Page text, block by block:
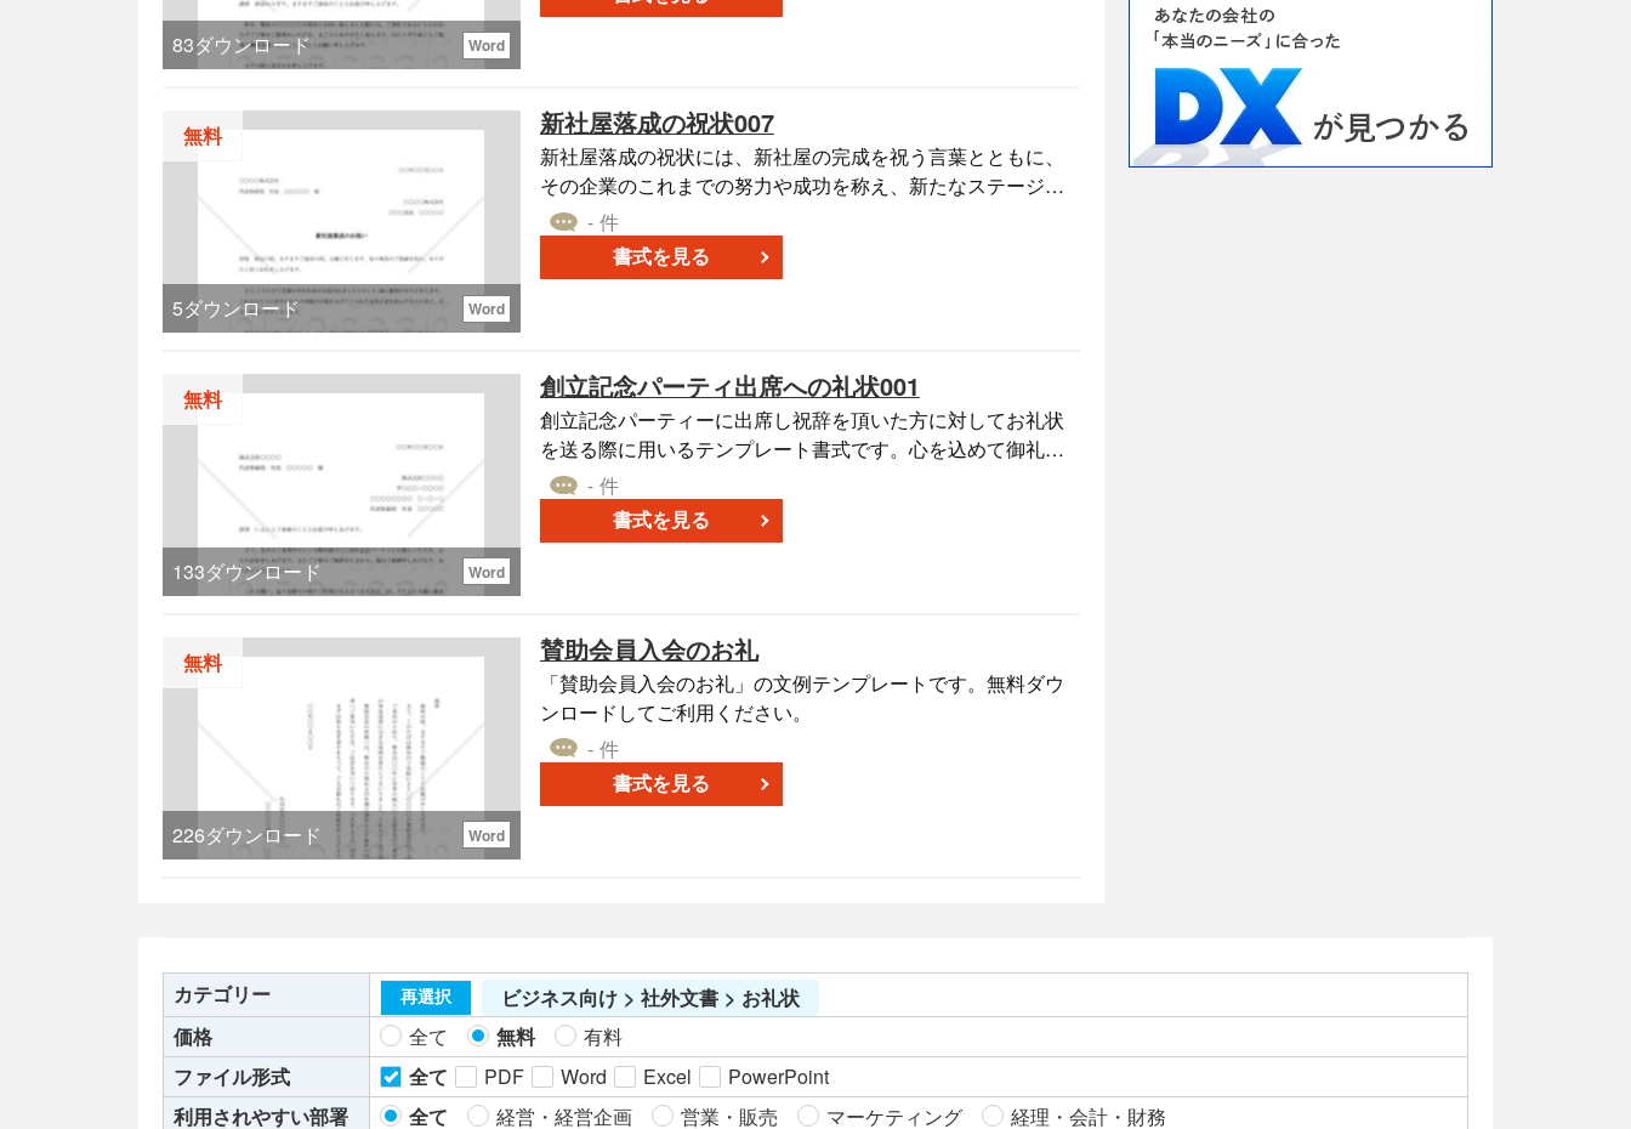
の品の添え状としてもご活用いただけます。
83ダウンロード Word
無料
5ダウンロード Word
新社屋落成の祝状007
新社屋落成の祝状には、新社屋の完成を祝う言葉とともに、
その企業のこれまでの努力や成功を称え、新たなステージに
対する期待感を伝える内容が含まれます。また、自社との関
係を再確認し、これからも良好な関係を続ける意向を示すこ
とも重要です。新社屋の落成祝状は、ビジネス関係を強化
- 件
書式を見る
無料
133ダウンロード Word
創立記念パーティ出席への礼状001
創立記念パーティーに出席し祝辞を頂いた方に対してお礼状
を送る際に用いるテンプレート書式です。心を込めて御礼を
述べましょう。
- 件
書式を見る
無料
226ダウンロード Word
賛助会員入会のお礼
「賛助会員入会のお礼」の文例テンプレートです。無料ダウ
ンロードしてご利用ください。
- 件
書式を見る
カテゴリー 再選択
ビジネス向け > 社外文書 > お礼状
価格
全て 無料
有料
ファイル形式
全て PDF Word Excel
PowerPoint
利用されやすい部署
全て 経営・経営企画 営業・販売 マーケティング
経理・会計・財務